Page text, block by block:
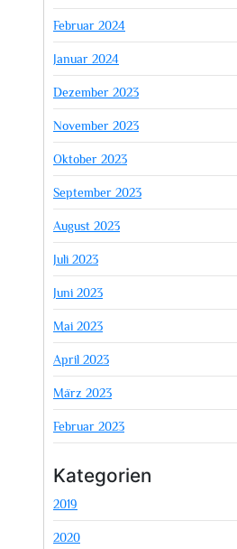
Februar 2024
Januar 2024
Dezember 2023
November 2023
Oktober 2023
September 2023
August 2023
Juli 2023
Juni 2023
Mai 2023
April 2023
März 2023
Februar 2023
Kategorien
2019
2020